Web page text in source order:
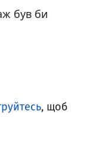
був би
, щоб